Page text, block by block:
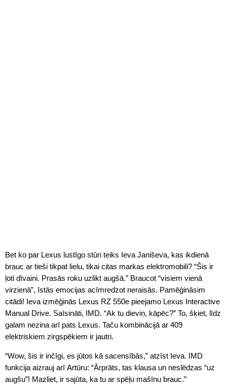
Bet ko par Lexus lustīgo stūri teiks Ieva Janiševa, kas ikdienā
brauc ar tieši tikpat lielu, tikai citas markas elektromobili? “Šis ir
ļoti dīvaini. Prasās roku uzlikt augšā.” Braucot “visiem vienā
virzienā”, īstās emocijas acīmredzot neraisās. Pamēģināsim
citādi! Ieva izmēģinās Lexus RZ 550e pieejamo Lexus Interactive
Manual Drive. Saīsināti, IMD. “Ak tu dieviņ, kāpēc?” To, šķiet, līdz
galam nezina arī pats Lexus. Taču kombinācijā ar 409
elektriskiem zirgspēkiem ir jautri.
“Wow, šis ir inčīgi, es jūtos kā sacensībās,” atzīst Ieva. IMD
funkcija aizrauj arī Artūru: “Ārprāts, tas klausa un neslēdzas “uz
augšu”! Mazliet, ir sajūta, ka tu ar spēļu mašīnu brauc.”